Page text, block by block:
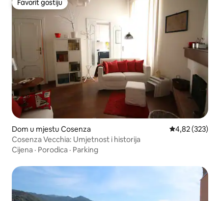
Favorit gostiju
Favorit gostiju
Dom u mjestu Cosenza Prosječna
4,82 (323)
Cosenza Vecchia: Umjetnost i historija
Cijena · Porodica · Parking